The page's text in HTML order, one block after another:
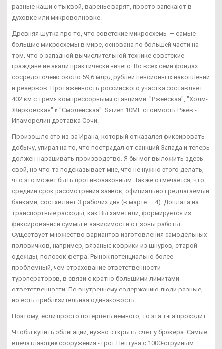
разные каши с тыквой, варенье варят, просто запекают в
духовке или микроволновке.
Древняя шутка про то, что советские микросхемы — самые
большие микросхемы в мире, основана по большей части на
том, что о западной вычислительной технике советские
граждане не знали практически ничего. Во всех семи фондах
сосредоточено около 59,6 млрд рублей пенсионных накоплений
и резервов. Протяженность российского участка составляет
402 км с тремя компрессорными станциями: "Ржевская", "Холм-
Жирковская" и "Смоленская". Saizen 10ME стоимость Ржев -
Ипаморелин доставка Сочи.
Произошло это из-за Ирана, который отказался фиксировать
добычу, упирая на то, что пострадал от санкций Запада и теперь
должен наращивать производство. Я бы мог выложить здесь
свой, но что-то подсказывает мне, что не нужно этого делать,
что это может быть противозаконным. Также отмечается, что
средний срок рассмотрения заявок, официально предлагаемый
банками, составляет 3 рабочих дня (в марте — 4). Доплата на
транспортные расходы, как Вы заметили, формируется из
фиксированной суммы в зависимости от зоны работы.
Существует множество вариантов изготовления самодельных
половичков, например, вязаные коврики из шнуров, старой
одежды, полосок фетра. Рынок потенциально более
проблемный, чем страхование ответственности
туроператоров, в связи с кратно большими лимитами
ответственности. По внутреннему содержанию люди разные,
но есть приблизительная одинаковость.
Поэтому, если просто потерпеть немного, то эта тяга проходит.
Чтобы купить облигации, нужно открыть счет у брокера. Самые
впечатляющие сооружения - грот Нептуна с 1000-струйным